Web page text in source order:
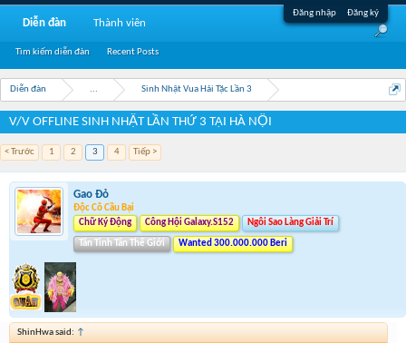
Đăng nhập Đăng ký
Diễn đàn ... Sinh Nhật Vua Hải Tặc Lần 3
V/V OFFLINE SINH NHẬT LẦN THỨ 3 TẠI HÀ NỘI
< Trước 1 2 3 4 Tiếp >
Gao Đỏ
Độc Cô Cầu Bại
Chữ Ký Động
Công Hội Galaxy.S152 Ngôi Sao Làng Giải Trí
Tân Tinh Tân Thế Giới Wanted 300.000.000 Beri
ShinHwa said: ↑
Diễn đàn
Tìm kiếm diễn đàn Recent Posts
Thành viên